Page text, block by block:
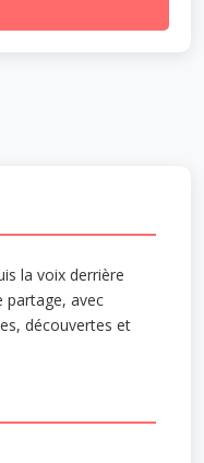
la voix derrière
partage, avec
découvertes et